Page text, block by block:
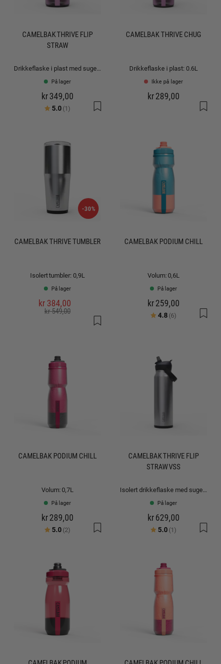
CAMELBAK THRIVE FLIP
STRAW
Drikkeflaske i plast med sugerør: 1.0L
På lager
kr 349,00
Karakter:
5.0(1) av 5 mulige
CAMELBAK THRIVE CHUG
Drikkeflaske i plast: 0.6L
Ikke på lager
kr 289,00
-30%
CAMELBAK THRIVE TUMBLER
Isolert tumbler: 0,9L
På lager
kr 384,00
kr 549,00
CAMELBAK PODIUM CHILL
Volum: 0,6L
På lager
kr 259,00
Karakter:
4.8(6) av 5 mulige
CAMELBAK PODIUM CHILL
Volum: 0,7L
På lager
kr 289,00
Karakter:
5.0(2) av 5 mulige
CAMELBAK THRIVE FLIP
STRAW VSS
Isolert drikkeflaske med sugerør: 1.0L
På lager
kr 629,00
Karakter:
5.0(1) av 5 mulige